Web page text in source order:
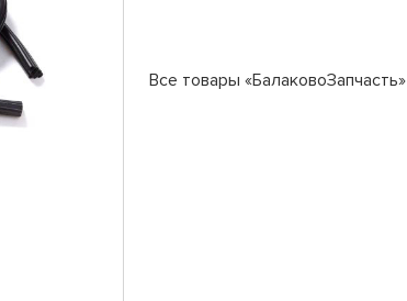
Все товары «БалаковоЗапчасть»